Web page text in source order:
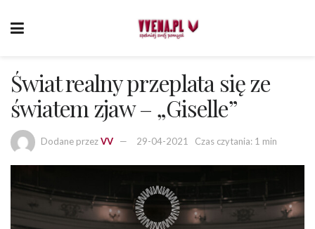
Świat realny przeplata się ze
światem zjaw – „Giselle”
Dodane przezVV 29-04-2021 Czas czytania: 1 min